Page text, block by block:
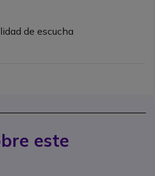
de escucha
este